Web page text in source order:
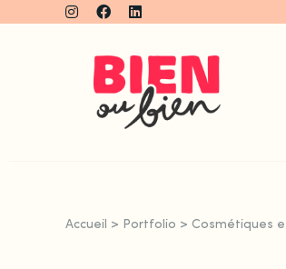
Accueil > Portfolio > Cosmétiques